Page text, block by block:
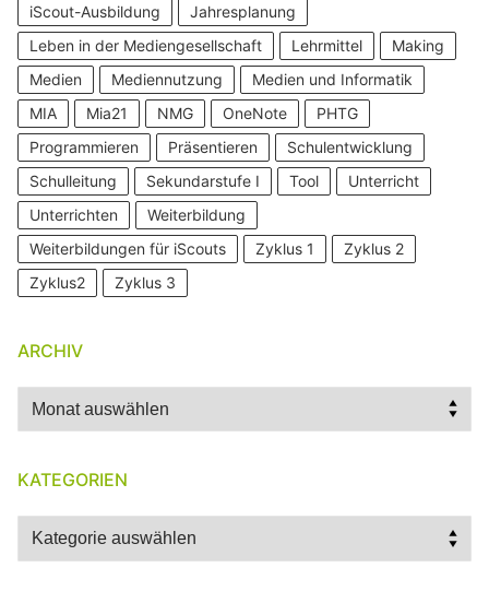
iScout-Ausbildung
Jahresplanung
Leben in der Mediengesellschaft
Lehrmittel
Making
Medien
Mediennutzung
Medien und Informatik
MIA
Mia21 NMG OneNote
PHTG
Programmieren
Präsentieren
Schulentwicklung
Schulleitung
Sekundarstufe I Tool
Unterricht
Unterrichten
Weiterbildung
Weiterbildungen für iScouts
Zyklus 1
Zyklus 2
Zyklus2
Zyklus 3
ARCHIV
Archiv
KATEGORIEN
Kategorien